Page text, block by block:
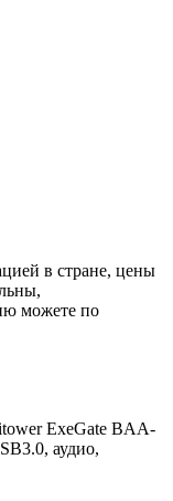
в стране, цены
можете по
ExeGate BAA-
аудио,